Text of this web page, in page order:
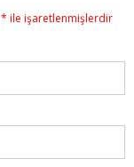
* ile işaretlenmişlerdir